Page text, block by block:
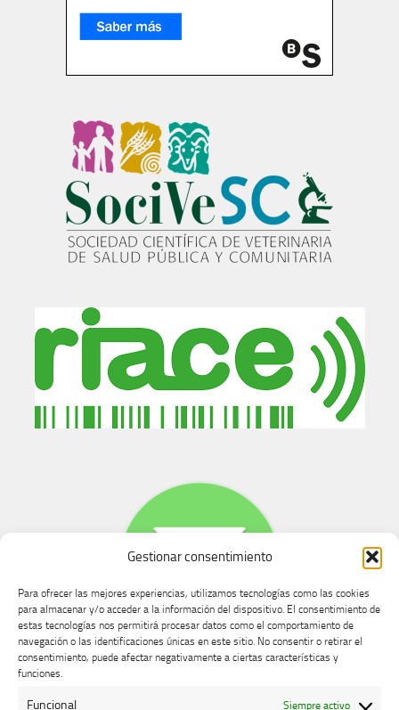
Gestionar consentimiento
Para ofrecer las mejores experiencias, utilizamos tecnologías como las cookies
para almacenar y/o acceder a la información del dispositivo. El consentimiento de
estas tecnologías nos permitirá procesar datos como el comportamiento de
navegación o las identificaciones únicas en este sitio. No consentir o retirar el
consentimiento, puede afectar negativamente a ciertas características y
funciones.
Funcional Siempre activo
Buzón de dudas, quejas y sugerencias